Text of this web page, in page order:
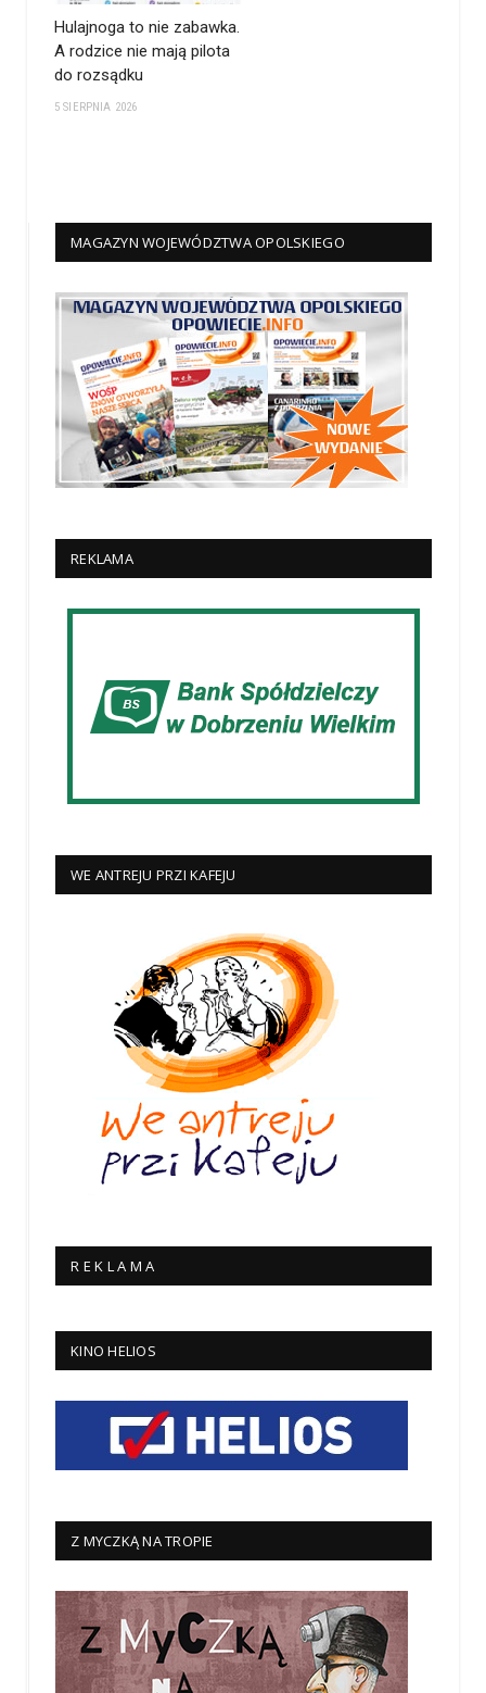
Hulajnoga to nie zabawka.
A rodzice nie mają pilota
do rozsądku
5 SIERPNIA 2026
MAGAZYN WOJEWÓDZTWA OPOLSKIEGO
REKLAMA
WE ANTREJU PRZI KAFEJU
R E K L A M A
KINO HELIOS
Z MYCZKĄ NA TROPIE